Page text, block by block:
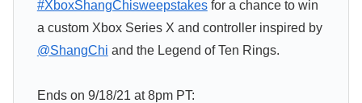
#XboxShangChisweepstakesfor a chance to win
a custom Xbox Series X and controller inspired by
@ShangChi and the Legend of Ten Rings.
Ends on 9/18/21 at 8pm PT: